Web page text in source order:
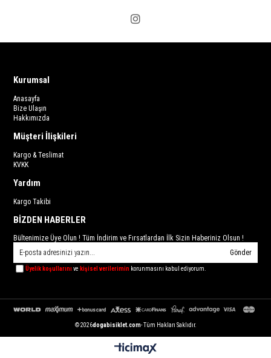
Kurumsal
Anasayfa
Bize Ulaşın
Hakkımızda
Müşteri İlişkileri
Kargo & Teslimat
KVKK
Yardım
Kargo Takibi
BİZDEN HABERLER
Bültenimize Üye Olun ! Tüm İndirim ve Fırsatlardan İlk Sizin Haberiniz Olsun !
Gönder
Üyelik koşullarınıve kişisel verilerimin korunmasını kabul ediyorum.
© 2026dogabisiklet.com- Tüm Hakları Saklıdır.